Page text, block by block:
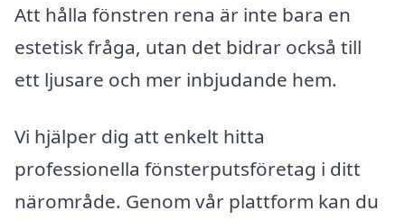
Att hålla fönstren rena är inte bara en
estetisk fråga, utan det bidrar också till
ett ljusare och mer inbjudande hem.
Vi hjälper dig att enkelt hitta
professionella fönsterputsföretag i ditt
närområde. Genom vår plattform kan du